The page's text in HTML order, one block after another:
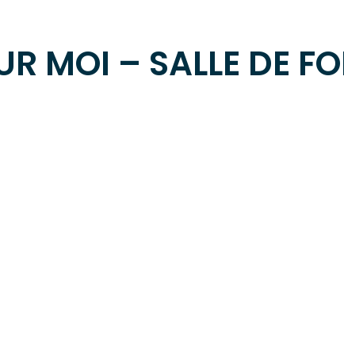
MOI – SALLE DE